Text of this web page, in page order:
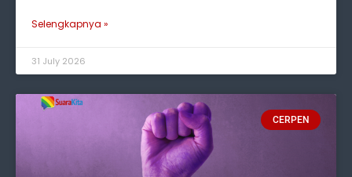
Selengkapnya »
31 July 2026
CERPEN